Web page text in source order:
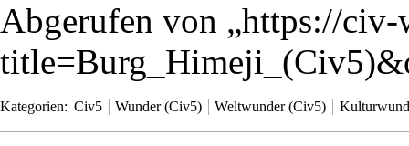
Abgerufen von „https://civ-
Kategorien: Civ5 Wunder (Civ5) Weltwunder (Civ5)